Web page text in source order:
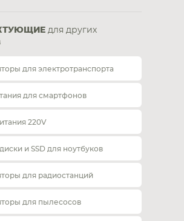
для других
для электротранспорта
для смартфонов
220V
и SSD для ноутбуков
для радиостанций
для пылесосов